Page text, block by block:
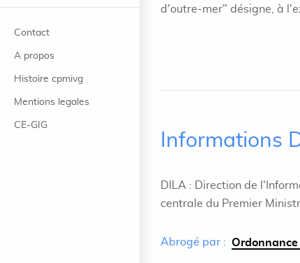
Contact
A propos
Histoire cpmivg
Mentions legales
CE-GIG
d'outre-mer" désigne, à
Informations
DILA : Direction de
centrale du Premier
Abrogé par :